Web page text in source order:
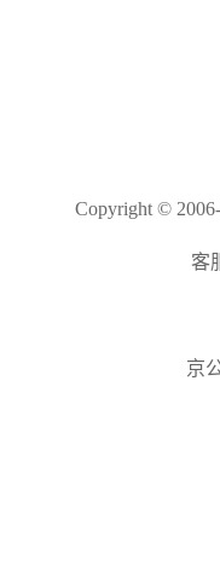
Copyright ©
客
京